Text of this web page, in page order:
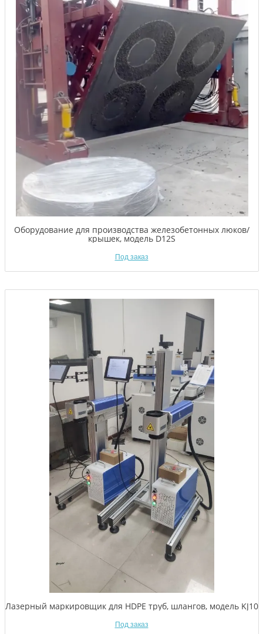
Оборудование для производства железобетонных люков/
крышек, модель D12S
Под заказ
Лазерный маркировщик для HDPE труб, шлангов, модель KJ10
Под заказ